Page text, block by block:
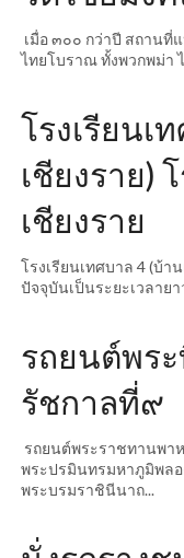
เมื่อ ๓๐๐ กว่าปี สถานที่
ไทยโบราณ ทั้งพวกพม่า
โรงเรียนเ
เชียงราย)
เชียงราย
โรงเรียนเทศบาล 4 (บ้า
ปัจจุบันเป็นระยะเวลาย
รถยนต์พร
รัชกาลที่๙
รถยนต์พระราชทานพา
พระปรมินทรมหาภูมิพลอ
พระบรมราชินีนาถ...